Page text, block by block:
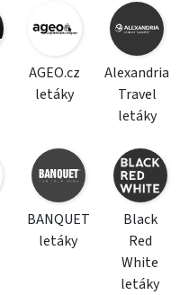
AGEO.cz
letáky
Alexandria
Travel
letáky
BANQUET
letáky
Black
Red
White
letáky